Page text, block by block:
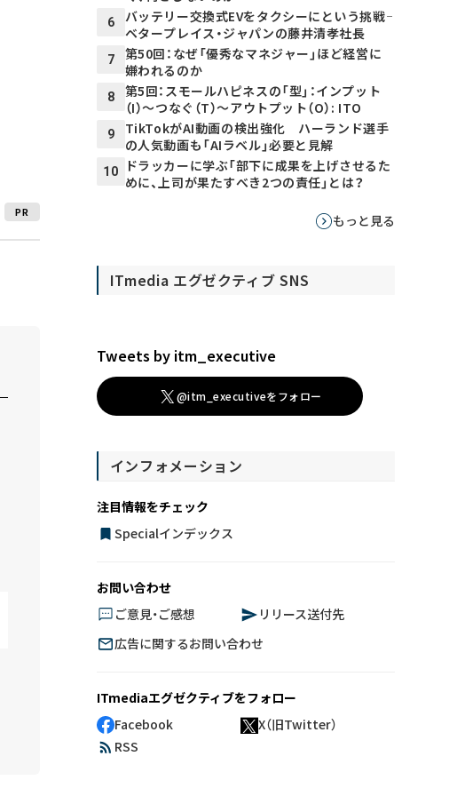
PR
6
バッテリー交換式EVをタクシーにという挑戦――
ベタープレイス・ジャパンの藤井清孝社長
7
第50回：なぜ「優秀なマネジャー」ほど経営に
嫌われるのか
8
第5回：スモールハピネスの「型」：インプット
（I）～つなぐ（T）～アウトプット（O）: ITO
9
TikTokがAI動画の検出強化 ハーランド選手
の人気動画も「AIラベル」必要と見解
10
ドラッカーに学ぶ「部下に成果を上げさせるた
めに、上司が果たすべき2つの責任」とは？
もっと見る
ITmedia エグゼクティブ SNS
Tweets by itm_executive
@itm_executiveをフォロー
インフォメーション
注目情報をチェック
Specialインデックス
お問い合わせ
ご意見・ご感想
リリース送付先
広告に関するお問い合わせ
ITmediaエグゼクティブをフォロー
Facebook
X（旧Twitter）
RSS